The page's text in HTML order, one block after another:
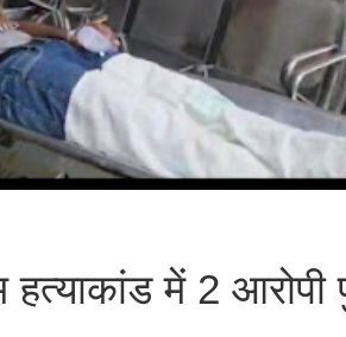
में 2 आरोपी